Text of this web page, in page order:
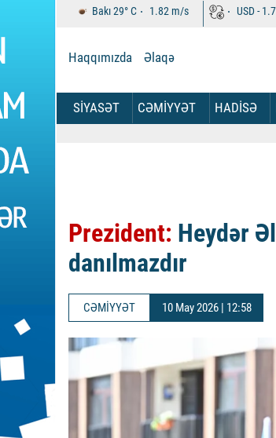
Bakı29°C 1.82 m/s USD -1.7
Haqqımızda Əlaqə
SİYASƏT CƏMİYYƏT HADİSƏ
Prezident: Heydər
danılmazdır
CƏMİYYƏT 10 May 2026 | 12:58